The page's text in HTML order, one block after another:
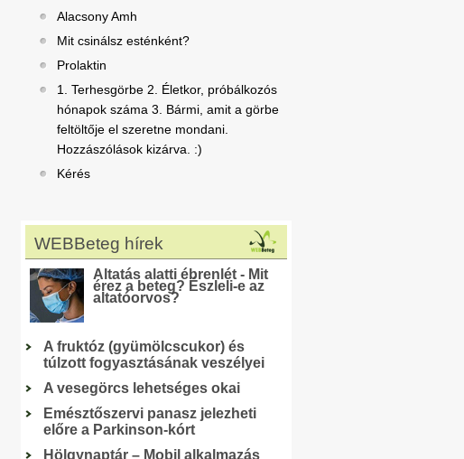
Alacsony Amh
Mit csinálsz esténként?
Prolaktin
1. Terhesgörbe 2. Életkor, próbálkozós
hónapok száma 3. Bármi, amit a görbe
feltöltője el szeretne mondani.
Hozzászólások kizárva. :)
Kérés